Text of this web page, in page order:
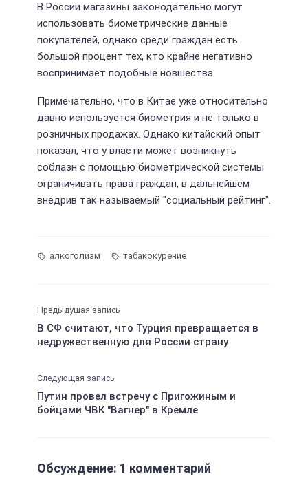
В России магазины законодательно могут
использовать биометрические данные
покупателей, однако среди граждан есть
большой процент тех, кто крайне негативно
воспринимает подобные новшества.
Примечательно, что в Китае уже относительно
давно используется биометрия и не только в
розничных продажах. Однако китайский опыт
показал, что у власти может возникнуть
соблазн с помощью биометрической системы
ограничивать права граждан, в дальнейшем
внедрив так называемый "социальный рейтинг".
алкоголизм табакокурение
Предыдущая запись
В СФ считают, что Турция превращается в
недружественную для России страну
Следующая запись
Путин провел встречу с Пригожиным и
бойцами ЧВК "Вагнер" в Кремле
Обсуждение: 1 комментарий